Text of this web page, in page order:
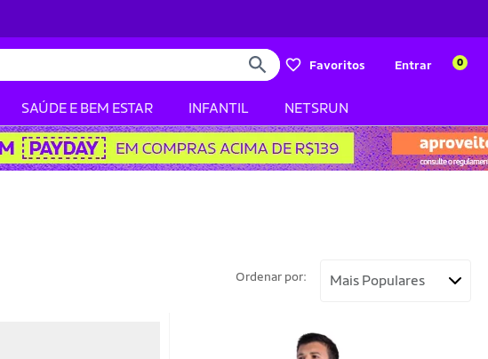
Favoritos Entrar 0
SAÚDE E BEM ESTAR INFANTIL NETSRUN
Ordenar por: